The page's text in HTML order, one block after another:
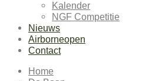
Kalender
NGF Competitie
Nieuws
Airborneopen
Contact
Home